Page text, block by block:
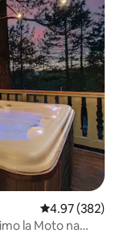
Ukadiriaji wa
4.97 (382)
la Moto na